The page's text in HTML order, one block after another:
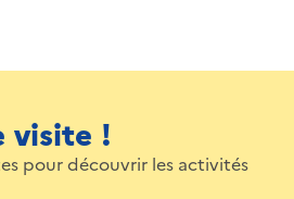
visite !
pour découvrir les activités